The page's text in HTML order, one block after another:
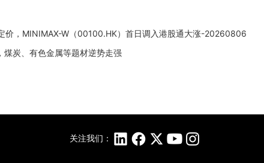
价，MINIMAX-W（00100.HK）首日调入港股通大涨-20260806
炭、有色金属等题材逆势走强
关注我们：